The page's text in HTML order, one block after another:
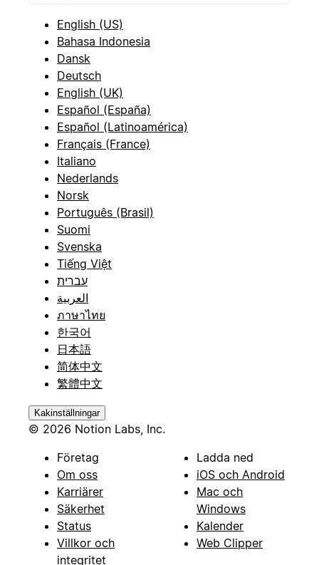
English (US)
Bahasa Indonesia
Dansk
Deutsch
English (UK)
Español (España)
Español (Latinoamérica)
Français (France)
Italiano
Nederlands
Norsk
Português (Brasil)
Suomi
Svenska
Tiếng Việt
עברית
العربية
ภาษาไทย
한국어
日本語
简体中文
繁體中文
Kakinställningar
© 2026 Notion Labs, Inc.
Företag
Om oss
Karriärer
Säkerhet
Status
Villkor och
integritet
Ladda ned
iOS och Android
Mac och
Windows
Kalender
Web Clipper